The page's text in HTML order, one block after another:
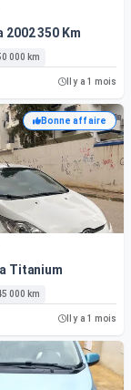
2002 350 Km
000 km
Il y a 1 mois
Bonne affaire
Titanium
000 km
Il y a 1 mois